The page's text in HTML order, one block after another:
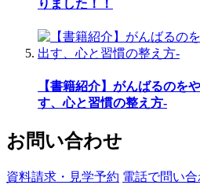
りました！！
【書籍紹介】がんばるのを
す、心と習慣の整え方-
お問い合わせ
資料請求・見学予約 電話で問い合